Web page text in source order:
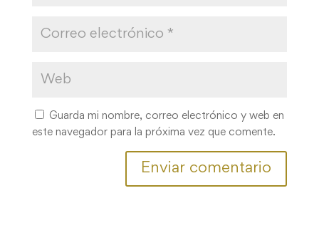
Guarda mi nombre, correo electrónico y web en
este navegador para la próxima vez que comente.